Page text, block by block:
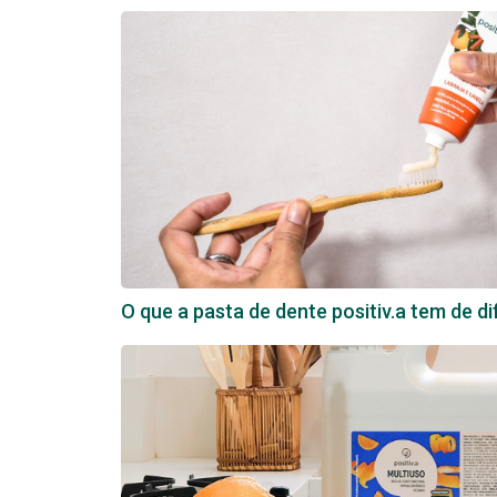
O que a pasta de dente positiv.a tem de